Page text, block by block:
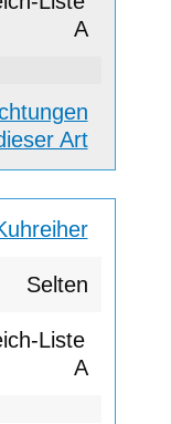
A
Art
Selten
A